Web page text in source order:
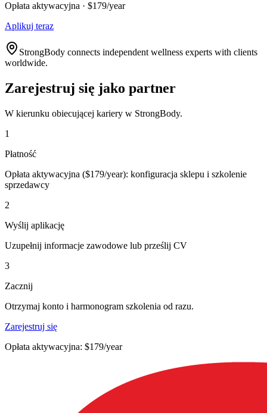
Opłata aktywacyjna · $179/year
Aplikuj teraz
StrongBody connects independent wellness experts with clients
worldwide.
Zarejestruj się jako partner
W kierunku obiecującej kariery w StrongBody.
1
Płatność
Opłata aktywacyjna ($179/year): konfiguracja sklepu i szkolenie
sprzedawcy
2
Wyślij aplikację
Uzupełnij informacje zawodowe lub prześlij CV
3
Zacznij
Otrzymaj konto i harmonogram szkolenia od razu.
Zarejestruj się
Opłata aktywacyjna: $179/year